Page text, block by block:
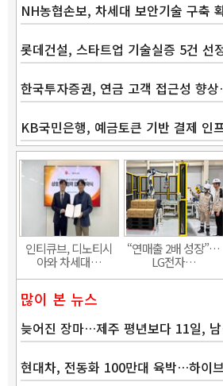
NH농협손보, 차세대 보안기술 구축
롯데건설, 스타트업 기술실증 5건 선
한국투자증권, 연금 고객 접근성 향
KB국민은행, 예금토큰 기반 결제 인
인티큐브, 디노티시
아와 차세대…
“연매출 2배 성장”…
LG전자…
많이 본 뉴스
늦어진 장마…제주 평년보다 11일,
현대차, 전동화 100만대 육박…하이